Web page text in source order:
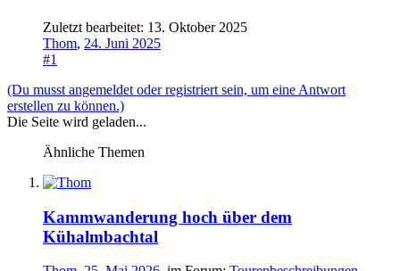
Zuletzt bearbeitet: 13. Oktober 2025
Thom, 24. Juni 2025
#1
(Du musst angemeldet oder registriert sein, um eine Antwort
erstellen zu können.)
Die Seite wird geladen...
Ähnliche Themen
Kammwanderung hoch über dem
Kühalmbachtal